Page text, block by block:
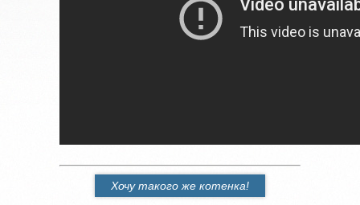
Хочу такого же котенка!